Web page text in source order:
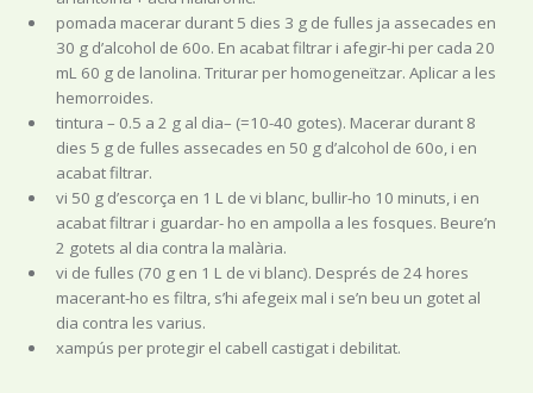
pomada macerar durant 5 dies 3 g de fulles ja assecades en
30 g d’alcohol de 60o. En acabat filtrar i afegir-hi per cada 20
mL 60 g de lanolina. Triturar per homogeneïtzar. Aplicar a les
hemorroides.
tintura – 0.5 a 2 g al dia– (=10-40 gotes). Macerar durant 8
dies 5 g de fulles assecades en 50 g d’alcohol de 60o, i en
acabat filtrar.
vi 50 g d’escorça en 1 L de vi blanc, bullir-ho 10 minuts, i en
acabat filtrar i guardar- ho en ampolla a les fosques. Beure’n
2 gotets al dia contra la malària.
vi de fulles (70 g en 1 L de vi blanc). Després de 24 hores
macerant-ho es filtra, s’hi afegeix mal i se’n beu un gotet al
dia contra les varius.
xampús per protegir el cabell castigat i debilitat.